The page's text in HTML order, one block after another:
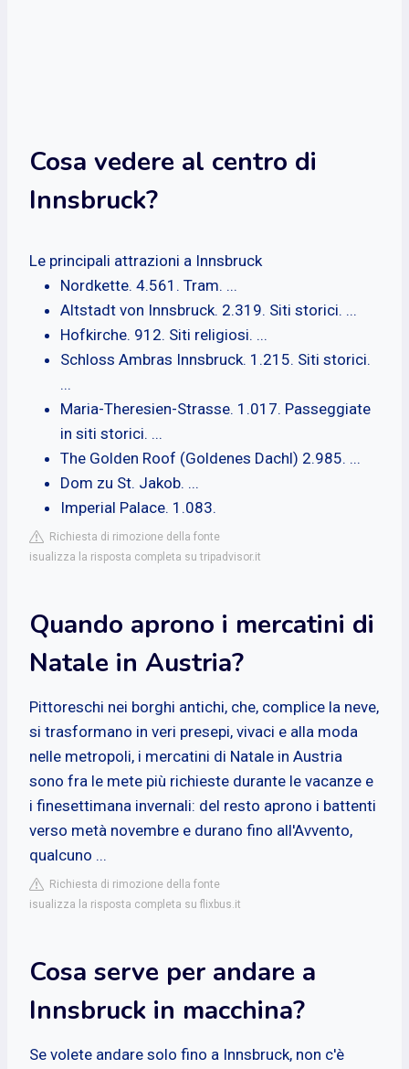
Cosa vedere al centro di
Innsbruck?
Le principali attrazioni a Innsbruck
Nordkette. 4.561. Tram. ...
Altstadt von Innsbruck. 2.319. Siti storici. ...
Hofkirche. 912. Siti religiosi. ...
Schloss Ambras Innsbruck. 1.215. Siti storici.
...
Maria-Theresien-Strasse. 1.017. Passeggiate
in siti storici. ...
The Golden Roof (Goldenes Dachl) 2.985. ...
Dom zu St. Jakob. ...
Imperial Palace. 1.083.
Richiesta di rimozione della fonte
isualizza la risposta completa su tripadvisor.it
Quando aprono i mercatini di
Natale in Austria?
Pittoreschi nei borghi antichi, che, complice la neve,
si trasformano in veri presepi, vivaci e alla moda
nelle metropoli, i mercatini di Natale in Austria
sono fra le mete più richieste durante le vacanze e
i finesettimana invernali: del resto aprono i battenti
verso metà novembre e durano fino all'Avvento,
qualcuno ...
Richiesta di rimozione della fonte
isualizza la risposta completa su flixbus.it
Cosa serve per andare a
Innsbruck in macchina?
Se volete andare solo fino a Innsbruck, non c'è